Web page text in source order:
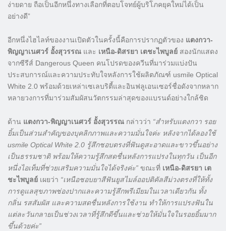
ง่ายดาย ถือเป็นอีกหนึ่งทางเลือกที่ตอบโจทย์ผู้บริโภคยุคใหม่ได้เป็น
อย่างดี”
อีกหนึ่งไฮไลท์ของงานเปิดตัวในครั้งนี้คือการปรากฏตัวของ แตงกวา-
พิญญาเนศวร์ อั้งสุวรรณ และ เหนือ-ดิสรยา เตชะไพบูลย์ สองนักแสดง
จากซีรีส์ Dangerous Queen คนโปรดของควีนที่มาร่วมแบ่งปัน
ประสบการณ์และความประทับใจหลังการใช้ผลิตภัณฑ์ usmile Optical
White 2.0 พร้อมด้วยเหล่าเซเลบริตี้และอินฟลูเอนเซอร์ชื่อดังจากหลาก
หลายวงการที่มาร่วมสัมผัสนวัตกรรมล่าสุดของแบรนด์อย่างใกล้ชิด
ด้าน แตงกวา-พิญญาเนศวร์ อั้งสุวรรณ กล่าวว่า “สำหรับแตงกวา รอย
ยิ้มเป็นส่วนสำคัญของบุคลิกภาพและความมั่นใจค่ะ หลังจากได้ลองใช้
usmile Optical White 2.0 รู้สึกชอบตรงที่ฟันดูสะอาดและขาวขึ้นอย่าง
เป็นธรรมชาติ พร้อมให้ความรู้สึกสดชื่นหลังการแปรงในทุกวัน เป็นอีก
หนึ่งไอเท็มที่ช่วยเสริมความมั่นใจได้จริงค่ะ” ขณะที่ เหนือ-ดิสรยา เต
ชะไพบูลย์ เผยว่า “เหนือชอบยาสีฟันยูสไมล์ออปติคัลสีม่วงตรงที่ให้ทั้ง
การดูแลสุขภาพช่องปากและความรู้สึกพรีเมียมในเวลาเดียวกัน ทั้ง
กลิ่น รสสัมผัส และความสดชื่นหลังการใช้งาน ทำให้การแปรงฟันใน
แต่ละวันกลายเป็นช่วงเวลาที่รู้สึกดีขึ้นและช่วยให้มั่นใจในรอยยิ้มมาก
ขึ้นด้วยค่ะ”